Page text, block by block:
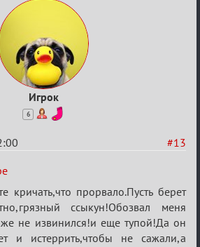
Игрок
6
#13
кричать,что прорвало.Пусть берет
ссыкун!Обозвал меня
не извинился!и еще тупой!Да он
и истеррить,чтобы не сажали,а